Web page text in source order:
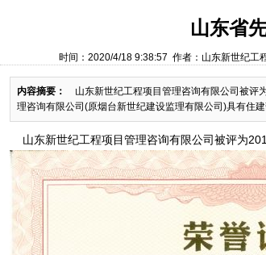
山东省
时间：2020/4/18 9:38:57 作者：山东新世纪
内容摘要：
山东新世纪工程项目管理咨询有限公司被评
理咨询有限公司(原烟台新世纪建设监理有限公司)具有住
山东新世纪工程项目管理咨询有限公司被评为